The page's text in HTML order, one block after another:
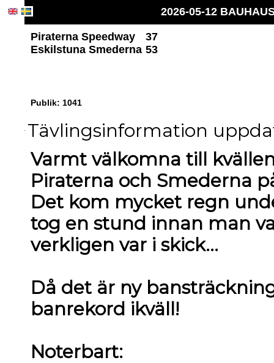
2026-05-12
Piraterna Speedway
37
Eskilstuna Smederna 53
Publik: 1041
Tävlingsinformation
Varmt välkomna till
Piraterna och Smederna
Det kom mycket regn
tog en stund innan man
verkligen var i skick...
Då det är ny
banrekord ikväll!
Noterbart: